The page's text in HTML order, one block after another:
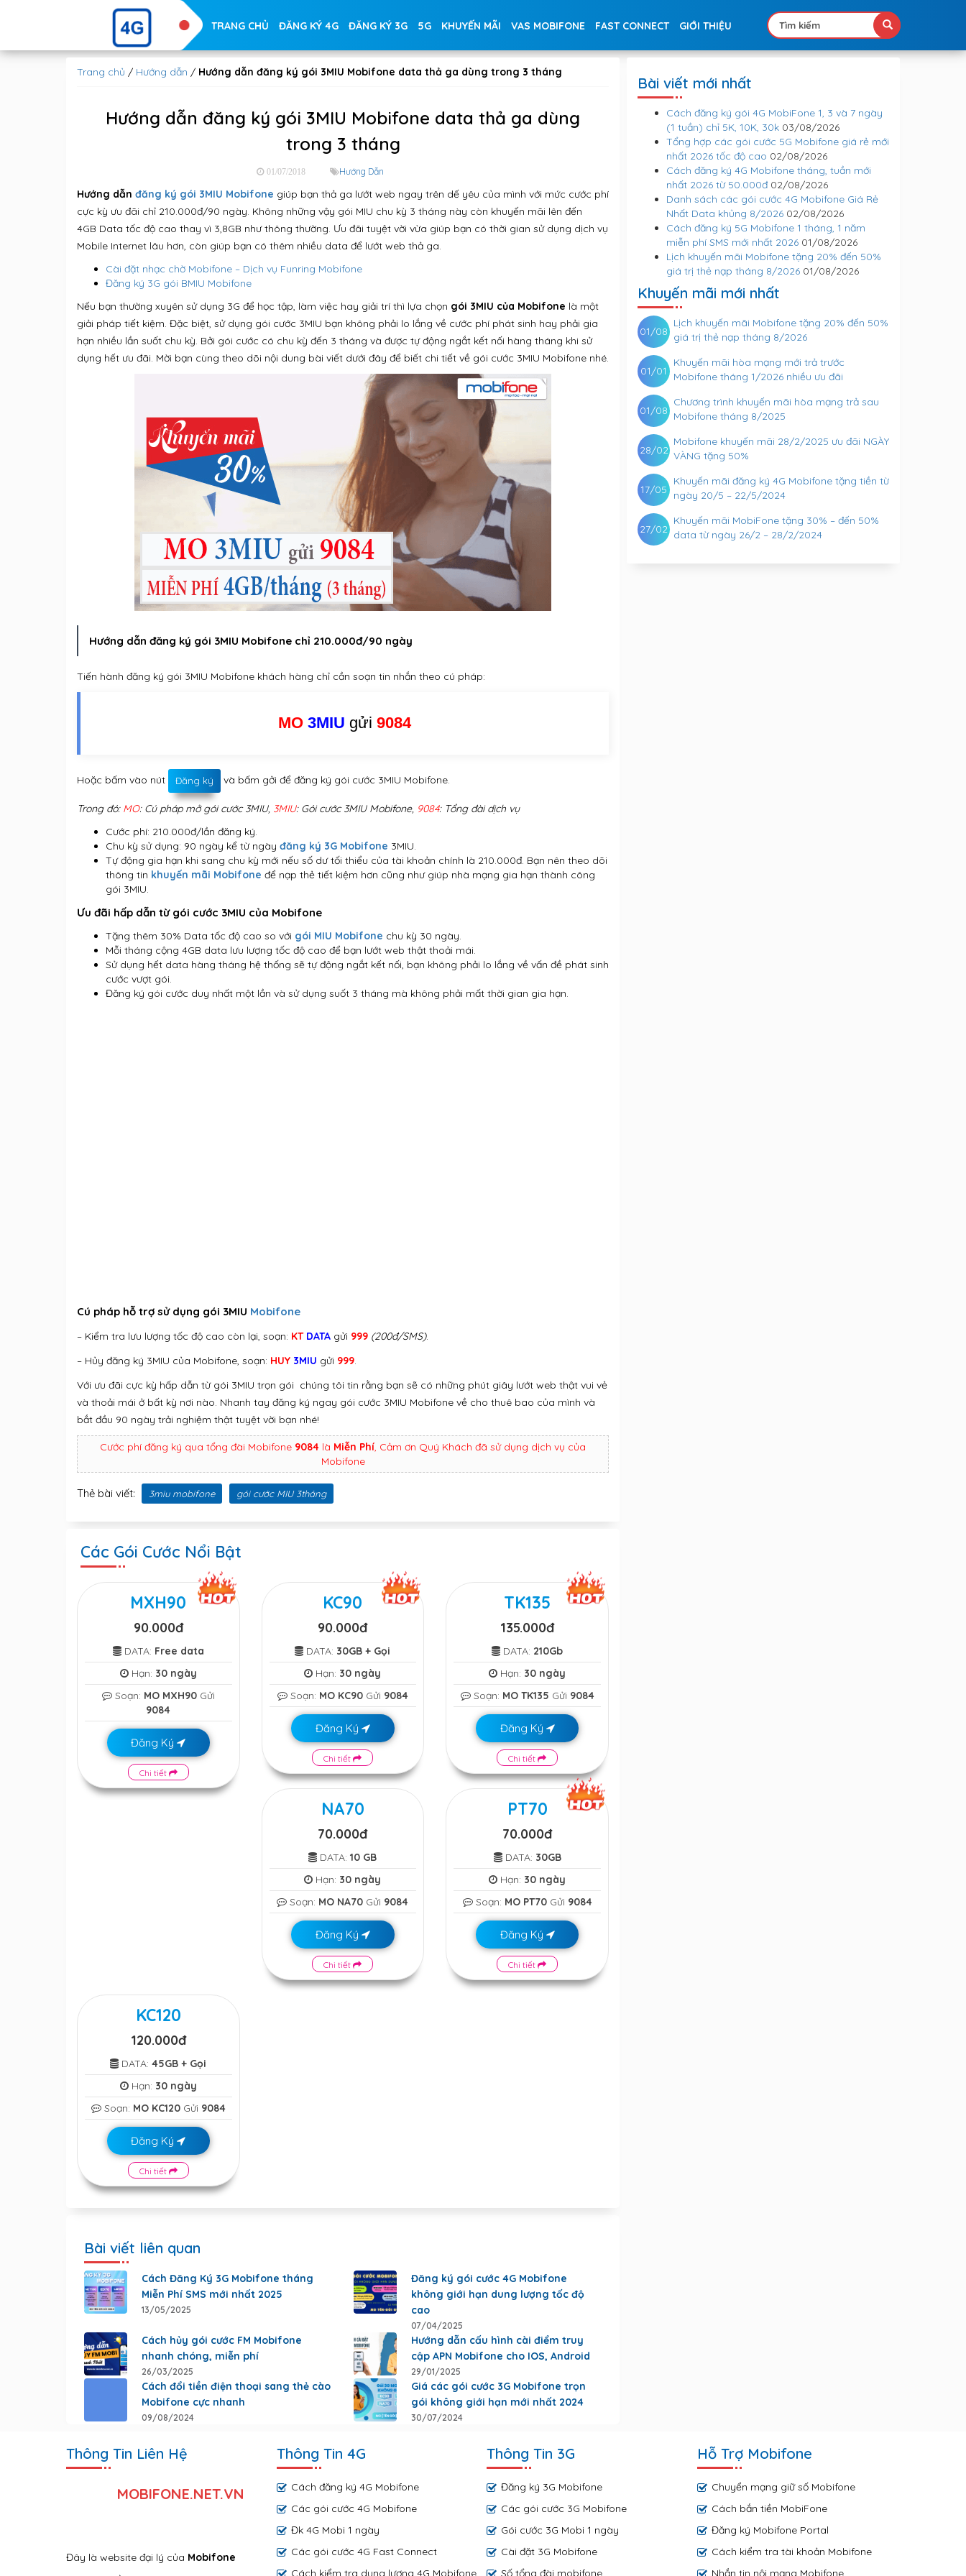
TRANG CHỦ ĐĂNG KÝ 4G ĐĂNG KÝ 3G 5G KHUYẾN MÃI VAS MOBIFONE FAST CONNECT GIỚI THIỆU
Trang chủ / Hướng dẫn / Hướng dẫn đăng ký gói 3MIU Mobifone data thả ga dùng trong 3 tháng
Hướng dẫn đăng ký gói 3MIU Mobifone data thả ga dùng
trong 3 tháng
01/07/2018 Hướng Dẫn
Hướng dẫn đăng ký gói 3MIU Mobifone giúp bạn thả ga lướt web ngay trên dế yêu của mình với mức cước phí
cực kỳ ưu đãi chỉ 210.000đ/90 ngày. Không những vậy gói MIU chu kỳ 3 tháng này còn khuyến mãi lên đến
4GB Data tốc độ cao thay vì 3,8GB như thông thường. Ưu đãi tuyệt vời vừa giúp bạn có thời gian sử dụng dịch vụ
Mobile Internet lâu hơn, còn giúp bạn có thêm nhiều data để lướt web thả ga.
Cài đặt nhạc chờ Mobifone – Dịch vụ Funring Mobifone
Đăng ký 3G gói BMIU Mobifone
Nếu bạn thường xuyên sử dụng 3G để học tập, làm việc hay giải trí thì lựa chọn gói 3MIU của Mobifone là một
giải pháp tiết kiệm. Đặc biệt, sử dụng gói cước 3MIU bạn không phải lo lắng về cước phí phát sinh hay phải gia
hạn nhiều lần suốt chu kỳ. Bởi gói cước có chu kỳ đến 3 tháng và được tự động ngắt kết nối hàng tháng khi sử
dụng hết ưu đãi. Mời bạn cùng theo dõi nội dung bài viết dưới đây để biết chi tiết về gói cước 3MIU Mobifone nhé.
Hướng dẫn đăng ký gói 3MIU Mobifone chỉ 210.000đ/90 ngày
Tiến hành đăng ký gói 3MIU Mobifone khách hàng chỉ cần soạn tin nhắn theo cú pháp:
MO 3MIU gửi 9084
Hoặc bấm vào nút Đăng ký và bấm gởi để đăng ký gói cước 3MIU Mobifone.
​Trong đó: MO: Cú pháp mở gói cước 3MIU, 3MIU: Gói cước 3MIU Mobifone, 9084: Tổng đài dịch vụ
Cước phí: 210.000đ/lần đăng ký.
Chu kỳ sử dụng: 90 ngày kể từ ngày đăng ký 3G Mobifone 3MIU.
Tự động gia hạn khi sang chu kỳ mới nếu số dư tối thiểu của tài khoản chính là 210.000đ. Bạn nên theo dõi
thông tin khuyến mãi Mobifone để nạp thẻ tiết kiệm hơn cũng như giúp nhà mạng gia hạn thành công
gói 3MIU.
Ưu đãi hấp dẫn từ gói cước 3MIU của Mobifone
Tặng thêm 30% Data tốc độ cao so với gói MIU Mobifone chu kỳ 30 ngày.
Mỗi tháng cộng 4GB data lưu lượng tốc độ cao để bạn lướt web thật thoải mái.
Sử dụng hết data hàng tháng hệ thống sẽ tự động ngắt kết nối, bạn không phải lo lắng về vấn đề phát sinh
cước vượt gói.
Đăng ký gói cước duy nhất một lần và sử dụng suốt 3 tháng mà không phải mất thời gian gia hạn.
Cú pháp hỗ trợ sử dụng gói 3MIU Mobifone
– Kiểm tra lưu lượng tốc độ cao còn lại, soạn: KT DATA gửi 999 (200đ/SMS).
– Hủy đăng ký 3MIU của Mobifone, soạn: HUY 3MIU gửi 999.
Với ưu đãi cực kỳ hấp dẫn từ gói 3MIU trọn gói chúng tôi tin rằng bạn sẽ có những phút giây lướt web thật vui vẻ
và thoải mái ở bất kỳ nơi nào. Nhanh tay đăng ký ngay gói cước 3MIU Mobifone về cho thuê bao của mình và
bắt đầu 90 ngày trải nghiệm thật tuyệt vời bạn nhé!
Cước phí đăng ký qua tổng đài Mobifone 9084 là Miễn Phí, Cảm ơn Quý Khách đã sử dụng dịch vụ của
Mobifone
Thẻ bài viết: 3miu mobifone gói cước MIU 3tháng
Các Gói Cước Nổi Bật
MXH90
90.000đ
DATA: Free data
Hạn: 30 ngày
Soạn: MO MXH90Gửi
9084
Đăng Ký
Chi tiết
KC90
90.000đ
DATA: 30GB + Gọi
Hạn: 30 ngày
Soạn: MO KC90Gửi 9084
Đăng Ký
Chi tiết
TK135
135.000đ
DATA: 210Gb
Hạn: 30 ngày
Soạn: MO TK135 Gửi 9084
Đăng Ký
Chi tiết
NA70
70.000đ
DATA:10 GB
Hạn: 30 ngày
Soạn: MO NA70 Gửi 9084
Đăng Ký
Chi tiết
PT70
70.000đ
DATA: 30GB
Hạn: 30 ngày
Soạn: MO PT70Gửi 9084
Đăng Ký
Chi tiết
KC120
120.000đ
DATA:45GB + Gọi
Hạn: 30 ngày
Soạn: MO KC120Gửi 9084
Đăng Ký
Chi tiết
Bài viết liên quan
Cách Đăng Ký 3G Mobifone tháng
Miễn Phí SMS mới nhất 2025
13/05/2025
Đăng ký gói cước 4G Mobifone
không giới hạn dung lượng tốc độ
cao
07/04/2025
Cách hủy gói cước FM Mobifone
nhanh chóng, miễn phí
26/03/2025
Hướng dẫn cấu hình cài điểm truy
cập APN Mobifone cho IOS, Android
29/01/2025
Cách đổi tiền điện thoại sang thẻ cào
Mobifone cực nhanh
09/08/2024
Giá các gói cước 3G Mobifone trọn
gói không giới hạn mới nhất 2024
30/07/2024
Bài viết mới nhất
Cách đăng ký gói 4G MobiFone 1, 3 và 7 ngày
(1 tuần) chỉ 5K, 10K, 30k 03/08/2026
Tổng hợp các gói cước 5G Mobifone giá rẻ mới
nhất 2026 tốc độ cao 02/08/2026
Cách đăng ký 4G Mobifone tháng, tuần mới
nhất 2026 từ 50.000đ 02/08/2026
Danh sách các gói cước 4G Mobifone Giá Rẻ
Nhất Data khủng 8/2026 02/08/2026
Cách đăng ký 5G Mobifone 1 tháng, 1 năm
miễn phí SMS mới nhất 2026 01/08/2026
Lịch khuyến mãi Mobifone tặng 20% đến 50%
giá trị thẻ nạp tháng 8/2026 01/08/2026
Khuyến mãi mới nhất
Lịch khuyến mãi Mobifone tặng 20% đến 50%
giá trị thẻ nạp tháng 8/2026
01/08
Khuyến mãi hòa mạng mới trả trước
Mobifone tháng 1/2026 nhiều ưu đãi
01/01
Chương trình khuyến mãi hòa mạng trả sau
Mobifone tháng 8/2025
01/08
Mobifone khuyến mãi 28/2/2025 ưu đãi NGÀY
VÀNG tặng 50%
28/02
Khuyến mãi đăng ký 4G Mobifone tặng tiền từ
ngày 20/5 – 22/5/2024
17/05
Khuyến mãi MobiFone tặng 30% – đến 50%
data từ ngày 26/2 – 28/2/2024
27/02
Thông Tin Liên Hệ
MOBIFONE.NET.VN
Đây là website đại lý của Mobifone
Thông Tin 4G
Cách đăng ký 4G Mobifone
Các gói cước 4G Mobifone
Đk 4G Mobi 1 ngày
Các gói cước 4G Fast Connect
Cách kiểm tra dung lượng 4G Mobifone
Thông Tin 3G
Đăng ký 3G Mobifone
Các gói cước 3G Mobifone
Gói cước 3G Mobi 1 ngày
Cài đặt 3G Mobifone
Số tổng đài mobifone
Hỗ Trợ Mobifone
Chuyển mạng giữ số Mobifone
Cách bắn tiền MobiFone
Đăng ký Mobifone Portal
Cách kiểm tra tài khoản Mobifone
Nhắn tin nội mạng Mobifone